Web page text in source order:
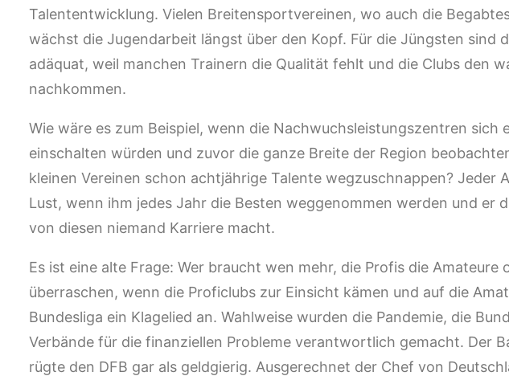
Talententwicklung. Vielen Breitensportvereinen, wo auch die
wächst die Jugendarbeit längst über den Kopf. Für die Jüngsten sind
adäquat, weil manchen Trainern die Qualität fehlt und die Clubs den
nachkommen.
Wie wäre es zum Beispiel, wenn die Nachwuchsleistungszentren
einschalten würden und zuvor die ganze Breite der Region
kleinen Vereinen schon achtjährige Talente wegzuschnappen?
Lust, wenn ihm jedes Jahr die Besten weggenommen werden und er
von diesen niemand Karriere macht.
Es ist eine alte Frage: Wer braucht wen mehr, die Profis die Amateure
überraschen, wenn die Proficlubs zur Einsicht kämen und auf die
Bundesliga ein Klagelied an. Wahlweise wurden die Pandemie, die
Verbände für die finanziellen Probleme verantwortlich gemacht. Der
rügte den DFB gar als geldgierig. Ausgerechnet der Chef von